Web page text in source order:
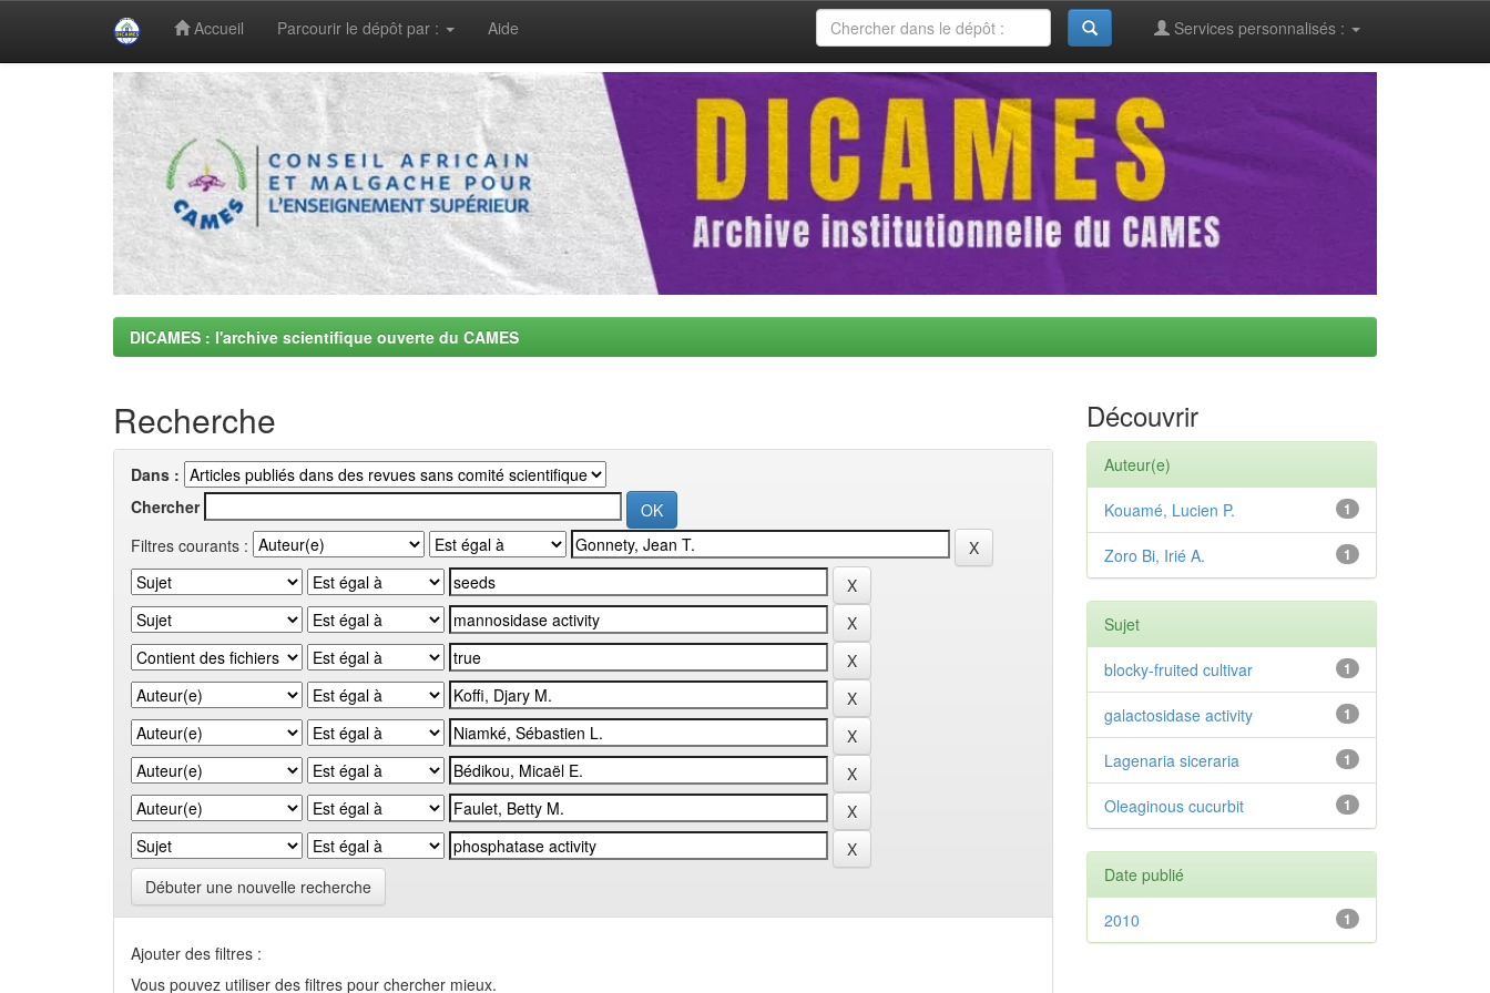
Accueil Parcourir le dépôt par : Aide Services personnalisés :
DICAMES : l'archive scientifique ouverte du CAMES
Recherche
Dans :
Chercher
Filtres courants :
Débuter une nouvelle recherche
Ajouter des filtres :
Vous pouvez utiliser des filtres pour chercher mieux.
Découvrir
Auteur(e)
1
Kouamé, Lucien P.
1
Zoro Bi, Irié A.
Sujet
1
blocky-fruited cultivar
1
galactosidase activity
1
Lagenaria siceraria
1
Oleaginous cucurbit
Date publié
1
2010